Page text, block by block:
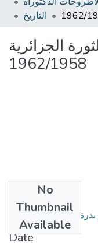
التاريخ
الجزائرية
1962/1958
No
Thumbnail
Available
Date